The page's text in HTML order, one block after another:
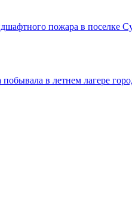
пожара в поселке
в летнем лагере